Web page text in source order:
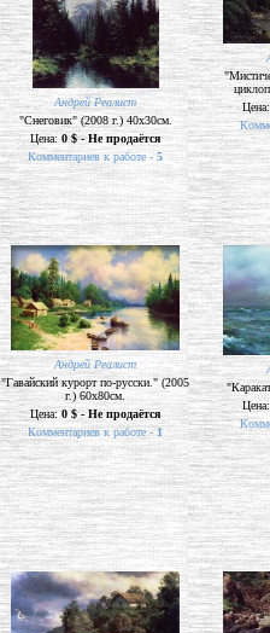
Андрей Реалист
"Снеговик" (2008 г.) 40х30см.
Цена:0 $ - Не продаётся
Комментариев к работе - 5
Андрей Реалист
"Гавайский курорт по-русски." (2005
г.) 60х80см.
Цена:0 $ - Не продаётся
Комментариев к работе -1